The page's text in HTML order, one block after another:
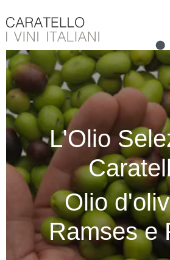
principale
L'Olio
Olio
Ramses e